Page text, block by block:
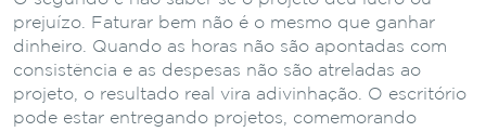
prejuízo. Faturar bem não é o mesmo que ganhar
dinheiro. Quando as horas não são apontadas com
consistência e as despesas não são atreladas ao
projeto, o resultado real vira adivinhação. O escritório
pode estar entregando projetos, comemorando